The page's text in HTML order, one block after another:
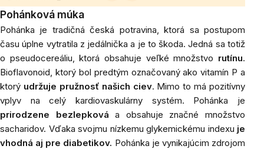
Pohánková múka
Pohánka je tradičná česká potravina, ktorá sa postupom
času úplne vytratila z jedálnička a je to škoda. Jedná sa totiž
o pseudocereáliu, ktorá obsahuje veľké množstvo rutínu.
Bioflavonoid, ktorý bol predtým označovaný ako vitamín P a
ktorý udržuje pružnosť našich ciev. Mimo to má pozitívny
vplyv na celý kardiovaskulárny systém. Pohánka je
prirodzene bezlepková a obsahuje značné množstvo
sacharidov. Vďaka svojmu nízkemu glykemickému indexu je
vhodná aj pre diabetikov. Pohánka je vynikajúcim zdrojom